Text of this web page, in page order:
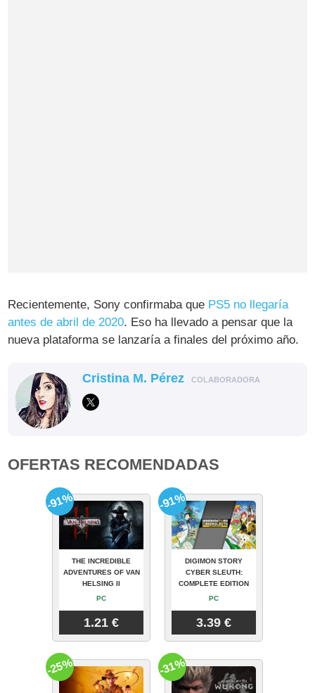
Recientemente, Sony confirmaba que PS5 no llegaría
antes de abril de 2020. Eso ha llevado a pensar que la
nueva plataforma se lanzaría a finales del próximo año.
Cristina M. Pérez COLABORADORA
OFERTAS RECOMENDADAS
THE INCREDIBLE
ADVENTURES OF VAN
HELSING II
PC
1.21 €
-91%
DIGIMON STORY
CYBER SLEUTH:
COMPLETE EDITION
PC
3.39 €
-91%
-25% -31%